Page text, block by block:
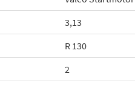
3,13
R 130
2